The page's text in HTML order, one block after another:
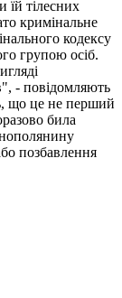
їй тілесних
кримінальне
кодексу
групою осіб.
- повідомляють
що це не перший
била
позбавлення